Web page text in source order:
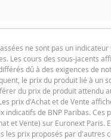
JACENT ATTENDU À
SITUATION
ACTUELLE
a été atteinte
du produit
BASE
ne sont pas un indicateur
Les cours des sous-jacents
dû à des exigences de
le prix du produit lié à un
du prix de produit attendu
prix d'Achat et de Vente
indicatifs de BNP Paribas. Ces
et Vente) sur Euronext Paris.
les prix proposés par d'autres